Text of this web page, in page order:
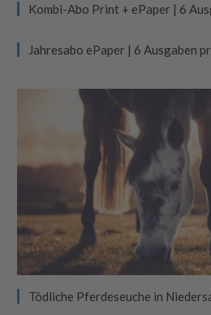
Kombi-Abo Print + ePaper | 6
Jahresabo ePaper | 6 Ausgaben
Tödliche Pferdeseuche in